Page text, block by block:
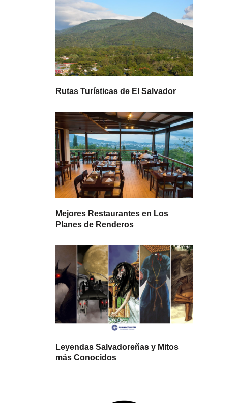
Rutas Turísticas de El Salvador
Mejores Restaurantes en Los
Planes de Renderos
Leyendas Salvadoreñas y Mitos
más Conocidos